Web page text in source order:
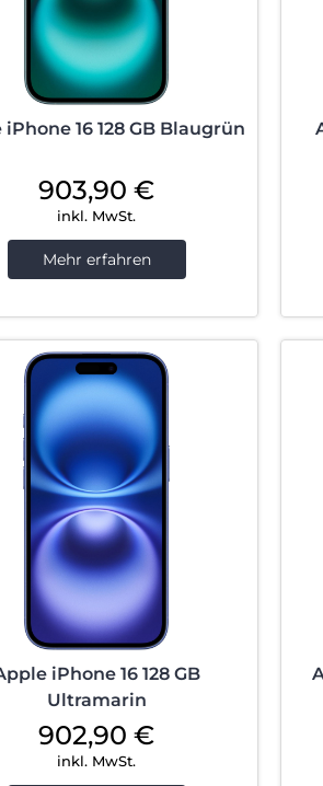
16 128 GB Blaugrün
903,90€
inkl. MwSt.
Mehr erfahren
iPhone 16 128 GB
Ultramarin
902,90€
inkl. MwSt.